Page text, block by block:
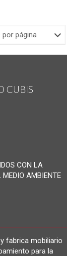
CUBIS
CON LA
MEDIO AMBIENTE
fabrica mobiliario
para la